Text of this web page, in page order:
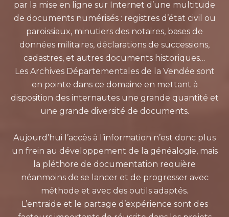
par la mise en ligne sur Internet d’une multitude
de documents numérisés : registres d’état civil ou
paroissiaux, minutiers des notaires, bases de
données militaires, déclarations de successions,
cadastres, et autres documents historiques…
Les Archives Départementales de la Vendée sont
en pointe dans ce domaine en mettant à
disposition des internautes une grande quantité et
une grande diversité de documents.
Aujourd’hui l’accès à l’information n’est donc plus
un frein au développement de la généalogie, mais
la pléthore de documentation requière
néanmoins de se lancer et de progresser avec
méthode et avec des outils adaptés.
L’entraide et le partage d’expérience sont des